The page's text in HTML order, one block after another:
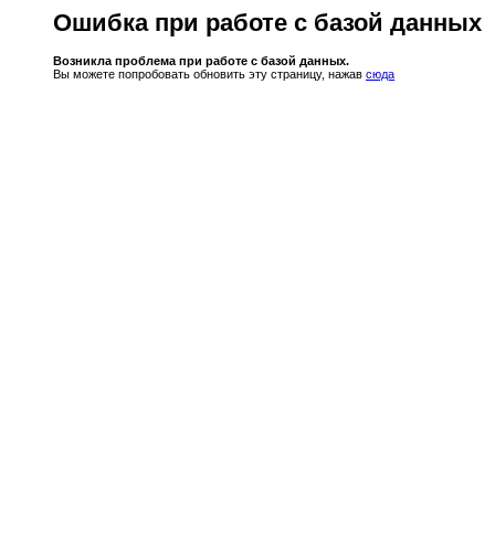
Ошибка при работе с базой данных
Возникла проблема при работе с базой данных.
Вы можете попробовать обновить эту страницу, нажав сюда